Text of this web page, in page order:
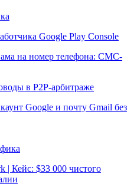
Google Play Console
на номер телефона: СМС-
в P2P-арбитраже
Google и почту Gmail без
| Кейс: $33 000 чистого